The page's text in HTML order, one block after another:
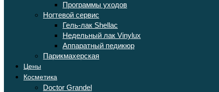
Программы уходов
Ногтевой сервис
Гель-лак Shellac
Недельный лак Vinylux
Аппаратный педикюр
Парикмахерская
Цены
Косметика
Doctor Grandel